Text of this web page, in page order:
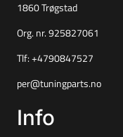
1860 Trøgstad
Org. nr. 925827061
Tlf: +4790847527
per@tuningparts.no
Info